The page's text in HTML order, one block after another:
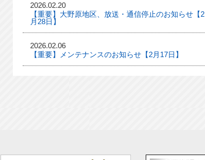
2026.02.20
【重要】大野原地区、放送・通信停止のお知らせ【2
月28日】
2026.02.06
【重要】メンテナンスのお知らせ【2月17日】